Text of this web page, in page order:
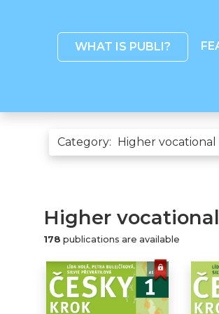
WHAT IS PUBLI?
Category:
Higher
178 publications are available